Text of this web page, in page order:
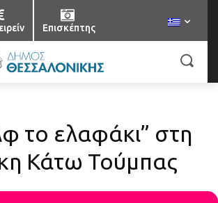
Επισκέπτης
το ελαφάκι” στη
Κάτω Τούμπας